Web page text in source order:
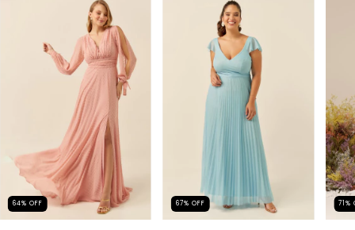
64% OFF 67% OFF 71%